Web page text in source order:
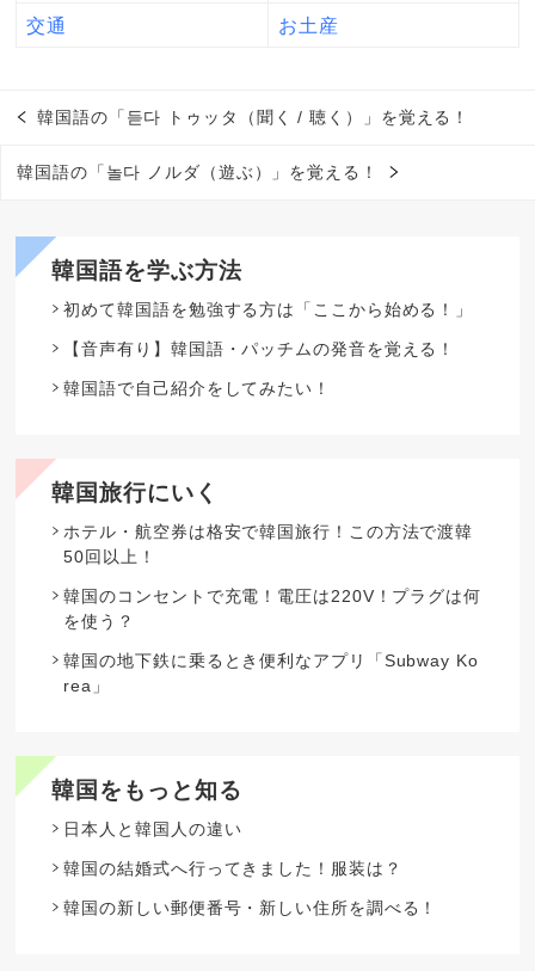
交通 お土産
韓国語の「듣다 トゥッタ（聞く / 聴く）」を覚える！
韓国語の「놀다 ノルダ（遊ぶ）」を覚える！
韓国語を学ぶ方法
初めて韓国語を勉強する方は「ここから始める！」
【音声有り】韓国語・パッチムの発音を覚える！
韓国語で自己紹介をしてみたい！
韓国旅行にいく
ホテル・航空券は格安で韓国旅行！この方法で渡韓
50回以上！
韓国のコンセントで充電！電圧は220V！プラグは何
を使う？
韓国の地下鉄に乗るとき便利なアプリ「Subway Ko
rea」
韓国をもっと知る
日本人と韓国人の違い
韓国の結婚式へ行ってきました！服装は？
韓国の新しい郵便番号・新しい住所を調べる！